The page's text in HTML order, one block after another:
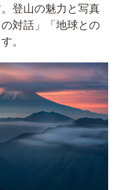
登山の魅力と写真
対話」「地球との
。